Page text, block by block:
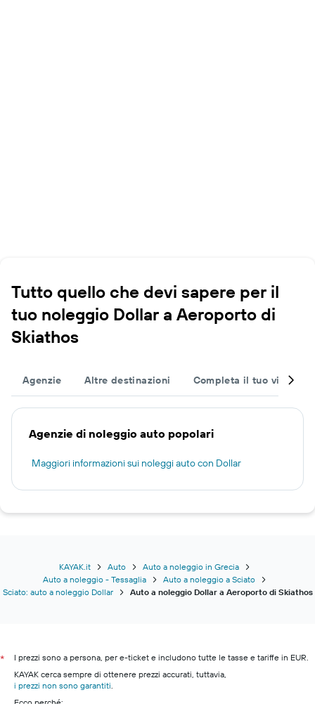
Tutto quello che devi sapere per il
tuo noleggio Dollar a Aeroporto di
Skiathos
Agenzie Altre destinazioni Completa il tuo viaggio
Agenzie di noleggio auto popolari
Maggiori informazioni sui noleggi auto con Dollar
KAYAK.it Auto
Auto a noleggio in Grecia
Auto a noleggio - Tessaglia
Auto a noleggio a Sciato
Sciato: auto a noleggio Dollar
Auto a noleggio Dollar a Aeroporto di Skiathos
*
I prezzi sono a persona, per e-ticket e includono tutte le tasse e tariffe in EUR.
KAYAK cerca sempre di ottenere prezzi accurati, tuttavia,
i prezzi non sono garantiti.